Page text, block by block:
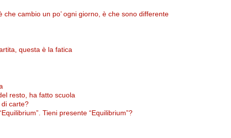
che cambio un po’ ogni giorno, è che sono differente
questa è la fatica
resto, ha fatto scuola
carte?
Tieni presente “Equilibrium”?